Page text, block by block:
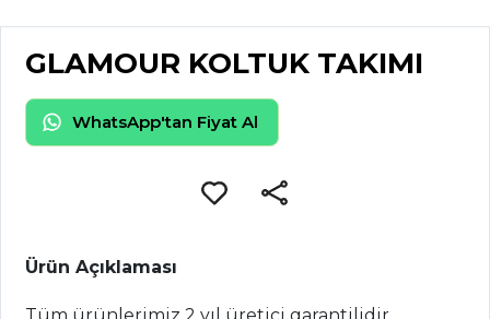
GLAMOUR KOLTUK TAKIMI
WhatsApp'tan Fiyat Al
Ürün Açıklaması